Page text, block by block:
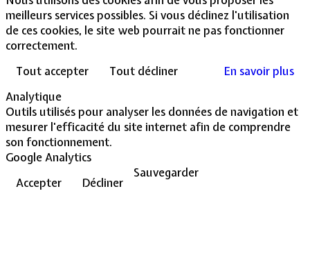
meilleurs services possibles. Si vous déclinez l'utilisation
de ces cookies, le site web pourrait ne pas fonctionner
correctement.
Tout accepter
Tout décliner
En savoir plus
Analytique
Outils utilisés pour analyser les données de navigation et
mesurer l'efficacité du site internet afin de comprendre
son fonctionnement.
Google Analytics
Accepter
Décliner
Sauvegarder